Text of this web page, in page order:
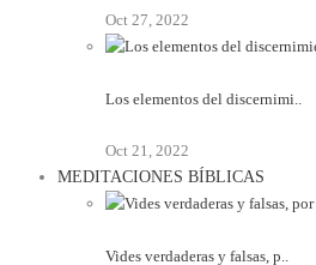
Oct 27, 2022
Los elementos del discernimi..
Oct 21, 2022
MEDITACIONES BÍBLICAS
Vides verdaderas y falsas, p..